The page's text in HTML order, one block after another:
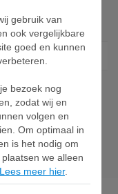
gebruik van
ook vergelijkbare
goed en kunnen
bezoek nog
zodat wij en
volgen en
Om optimaal in
is het nodig om
we alleen
Lees meer hier.